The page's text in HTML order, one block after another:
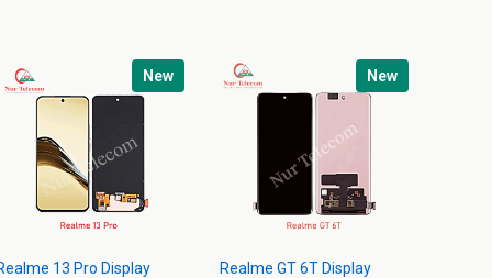
New
13 Pro Display
New
Realme GT 6T Display